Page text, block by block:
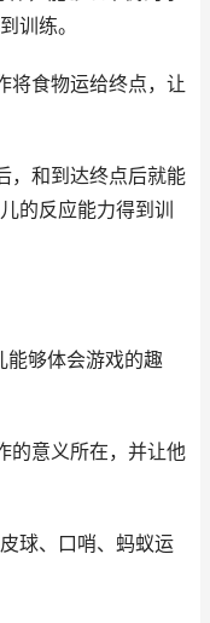
训练。
将食物运给终点，让
，和到达终点后就能
的反应能力得到训
能够体会游戏的趣
的意义所在，并让他
球、口哨、蚂蚁运